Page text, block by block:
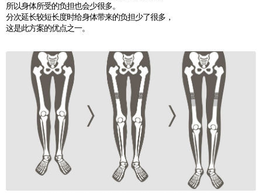
所以身体所受的负担也会少很多。
分次延长较短长度时给身体带来的负担少了很多，
这是此方案的优点之一。